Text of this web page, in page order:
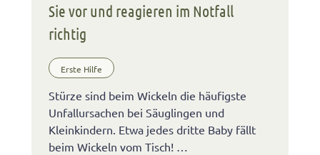
Sie vor und reagieren im Notfall
richtig
Erste Hilfe
Stürze sind beim Wickeln die häufigste
Unfallursachen bei Säuglingen und
Kleinkindern. Etwa jedes dritte Baby fällt
beim Wickeln vom Tisch! …